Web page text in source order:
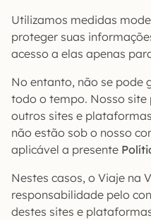
Utilizamos medidas
proteger suas
acesso a elas apenas
No entanto, não se pode
todo o tempo. Nosso site
outros sites e
não estão sob o nosso
aplicável a presente
Nestes casos, o Viaje na
responsabilidade pelo
destes sites e